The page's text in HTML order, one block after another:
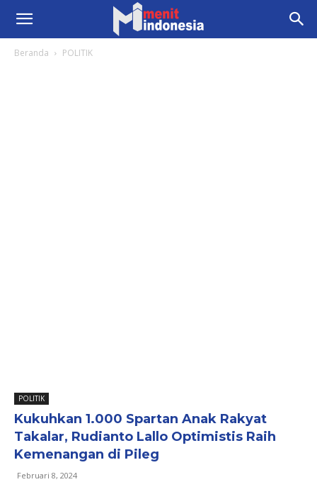
Beranda POLITIK
POLITIK
Kukuhkan 1.000 Spartan Anak Rakyat
Takalar, Rudianto Lallo Optimistis Raih
Kemenangan di Pileg
Februari 8, 2024